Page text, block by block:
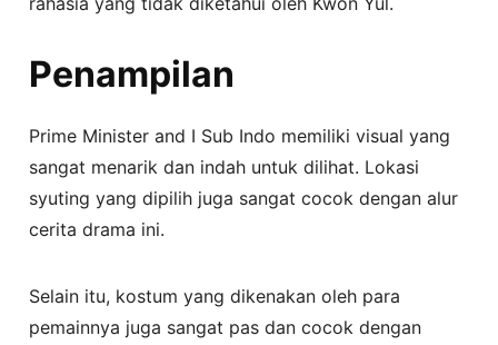
Penampilan
Prime Minister and I Sub Indo memiliki visual yang
sangat menarik dan indah untuk dilihat. Lokasi
syuting yang dipilih juga sangat cocok dengan alur
cerita drama ini.
Selain itu, kostum yang dikenakan oleh para
pemainnya juga sangat pas dan cocok dengan